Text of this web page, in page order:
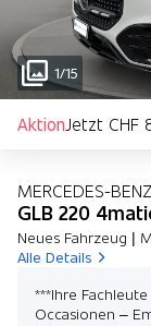
1/15
AktionJetzt CHF
MERCEDES-BENZ
GLB 220
Neues Fahrzeug |
Alle Details
***Ihre
Occasionen –